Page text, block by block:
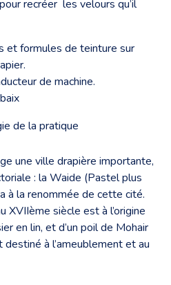
recréer les velours qu’il
et formules de teinture sur
de machine.
de la pratique
une ville drapière importante,
: la Waide (Pastel plus
à la renommée de cette cité.
XVIIème siècle est à l’origine
en lin, et d’un poil de Mohair
destiné à l’ameublement et au